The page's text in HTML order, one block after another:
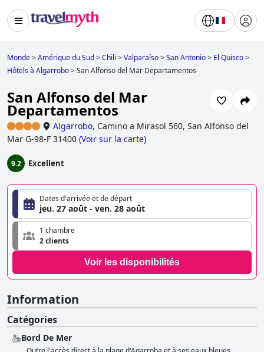
Monde>Amérique du Sud>Chili >Valparaíso>San Antonio> El Quisco>
Hôtels à Algarrobo>San Alfonso del Mar Departamentos
San Alfonso del Mar
Departamentos
Algarrobo, Camino a Mirasol 560, San Alfonso del
Mar G-98-F 31400 (Voir sur la carte)
9.2 Excellent
Dates d'arrivée et de départ
jeu. 27 août - ven. 28 août
1 chambre
2 clients
Voir les disponibilités
Information
Catégories
Bord De Mer